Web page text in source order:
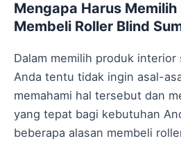
Mengapa Harus
Membeli Roller Blind
Dalam memilih produk
Anda tentu tidak ingin asal-
memahami hal tersebut dan
yang tepat bagi kebutuhan
beberapa alasan membeli